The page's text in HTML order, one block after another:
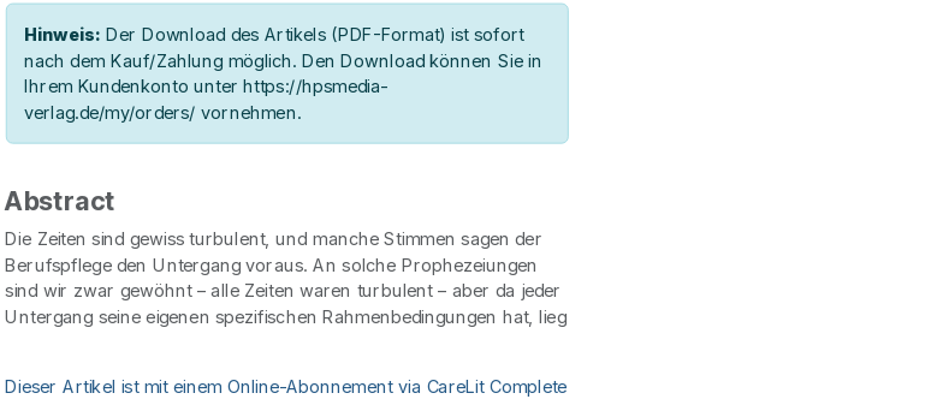
Hinweis: Der Download des Artikels (PDF-Format) ist sofort
nach dem Kauf/Zahlung möglich. Den Download können Sie in
Ihrem Kundenkonto unter https://hpsmedia-
verlag.de/my/orders/ vornehmen.
Abstract
Die Zeiten sind gewiss turbulent, und manche Stimmen sagen der
Berufspflege den Untergang voraus. An solche Prophezeiungen
sind wir zwar gewöhnt – alle Zeiten waren turbulent – aber da jeder
Untergang seine eigenen spezifischen Rahmenbedingungen hat, lieg
Dieser Artikel ist mit einem Online-Abonnement via CareLit Complete